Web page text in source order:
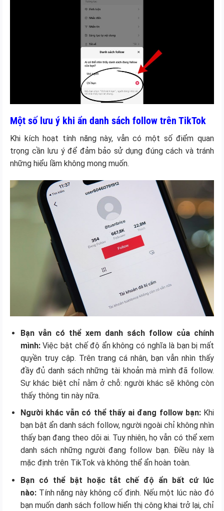
Một số lưu ý khi ẩn danh sách follow trên TikTok
Khi kích hoạt tính năng này, vẫn có một số điểm quan
trọng cần lưu ý để đảm bảo sử dụng đúng cách và tránh
những hiểu lầm không mong muốn.
Bạn vẫn có thể xem danh sách follow của chính
mình:Việc bật chế độ ẩn không có nghĩa là bạn bị mất
quyền truy cập. Trên trang cá nhân, bạn vẫn nhìn thấy
đầy đủ danh sách những tài khoản mà mình đã follow.
Sự khác biệt chỉ nằm ở chỗ: người khác sẽ không còn
thấy thông tin này nữa.
Người khác vẫn có thể thấy ai đang follow bạn:Khi
bạn bật ẩn danh sách follow, người ngoài chỉ không nhìn
thấy bạn đang theo dõi ai. Tuy nhiên, họ vẫn có thể xem
danh sách những người đang follow bạn. Điều này là
mặc định trên TikTok và không thể ẩn hoàn toàn.
Bạn có thể bật hoặc tắt chế độ ẩn bất cứ lúc
nào: Tính năng này không cố định. Nếu một lúc nào đó
bạn muốn danh sách follow hiển thị công khai trở lại, chỉ